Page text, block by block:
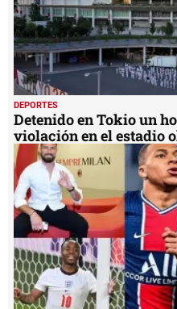
DEPORTES
Detenido en Tokio un
violación en el estadio